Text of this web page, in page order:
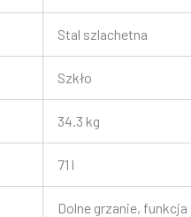
Stal szlachetna
Szkło
34.3 kg
71 l
Dolne grzanie,